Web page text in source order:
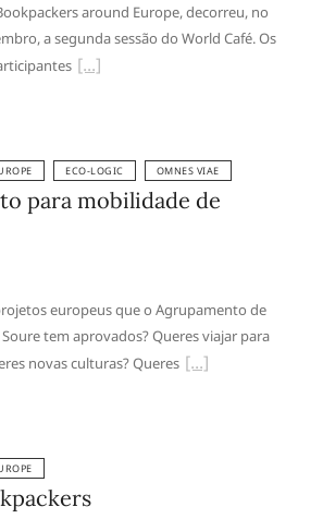
around Europe, decorreu, no
a segunda sessão do World Café. Os
ECO-LOGIC OMNES VIAE
para mobilidade de
europeus que o Agrupamento de
tem aprovados? Queres viajar para
novas culturas? Queres